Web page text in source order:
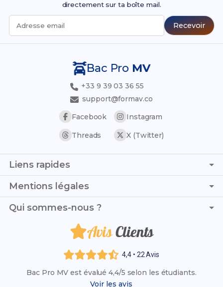
directement sur ta boîte mail.
Adresse email Recevoir
Bac Pro MV
+33 9 39 03 36 55
support@formav.co
Facebook
Instagram
Threads X (Twitter)
Liens rapides
Page d'accueil
Simulateur de notes
Trouver son stage
Trouver son alternance
Référentiel officiel
Annales et corrigés
Les Bac Pro en Industrie & Technologies
Liste des établissements
Mentions légales
C.G.V. - C.G.U.
Politique de remboursement
Qui sommes-nous ?
Je suis Clement et, avec Noah, nous mettons toute notre
énergie à t’accompagner et te soutenir, jour après jour,
pour que tu prennes confiance en toi et décroches
Véhicules).
AvisClients
4,4 • 22 Avis
Bac Pro MV est évalué 4,4/5 selon les étudiants.
Voir les avis